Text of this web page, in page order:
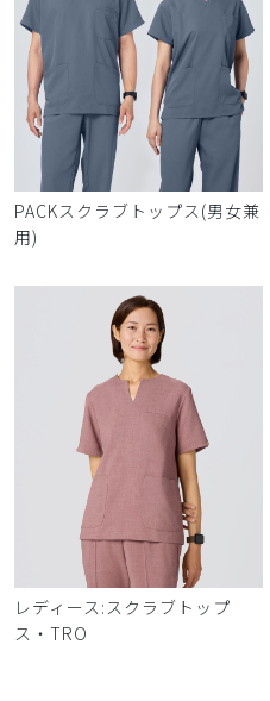
PACKスクラブトップス(男女兼
用)
レディース:スクラブトップ
ス・TRO